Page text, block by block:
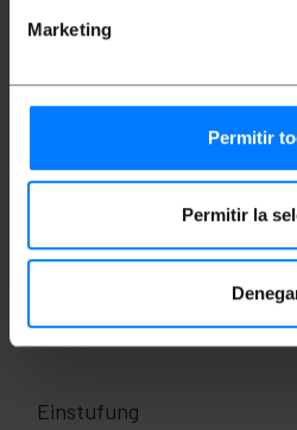
Marketing
Permitir
Permitir la
Maße und Gewichte
Gewicht: 110 g
Anzahl der Produkte: 1
Packungsgrösse: 13.0 x
Dokumentation
Produktdatei 1
Einstufung